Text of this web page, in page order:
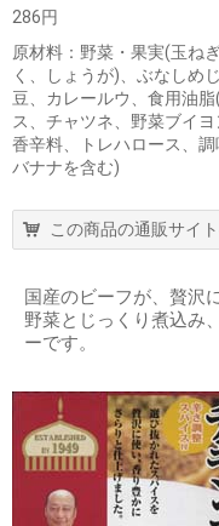
286円
原材料：野菜・果実(玉ね
く、しょうが)、ぶなしめ
豆、カレールウ、食用油
ス、チャツネ、野菜ブイ
香辛料、トレハロース、
バナナを含む)
この商品の通販サイ
国産のビーフが、贅沢
野菜とじっくり煮込み
ーです。